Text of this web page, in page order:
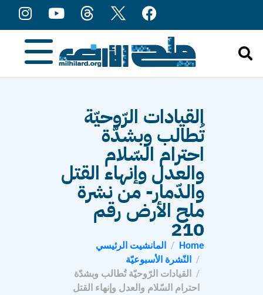
القيادات الرّوحيّة
تُطالب وبشدّة
احترام السّلام
والعدل وإنهاء القتل
والدّمار- من نشرة
ملح الأرض رقم
210
Home
المانشيت الرئيسي
النّشرة الأسبوعيّة
القيادات الرّوحيّة تُطالب وبشدّة
احترام السّلام والعدل وإنهاء القتل